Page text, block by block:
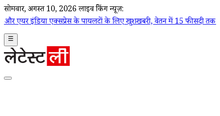
सोमवार, अगस्त 10, 2026 लाइव ब्रेकिंग न्यूज़:
के पायलटों के लिए खुशखबरी, वेतन में 15 फीसदी तक बढ़ोतरी का ऐलान
☰